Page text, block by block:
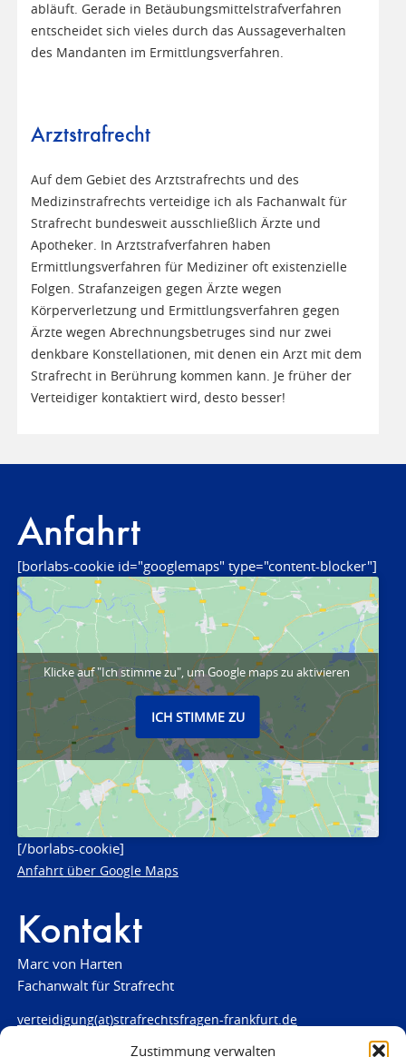
Zustimmung verwalten
abläuft. Gerade in Betäubungsmittelstrafverfahren
entscheidet sich vieles durch das Aussageverhalten
des Mandanten im Ermittlungsverfahren.
Arztstrafrecht
Auf dem Gebiet des Arztstrafrechts und des
Medizinstrafrechts verteidige ich als Fachanwalt für
Strafrecht bundesweit ausschließlich Ärzte und
Apotheker. In Arztstrafverfahren haben
Ermittlungsverfahren für Mediziner oft existenzielle
Folgen. Strafanzeigen gegen Ärzte wegen
Körperverletzung und Ermittlungsverfahren gegen
Ärzte wegen Abrechnungsbetruges sind nur zwei
denkbare Konstellationen, mit denen ein Arzt mit dem
Strafrecht in Berührung kommen kann. Je früher der
Verteidiger kontaktiert wird, desto besser!
Anfahrt
[borlabs-cookie id="googlemaps" type="content-blocker"]
Klicke auf "Ich stimme zu", um Google maps zu aktivieren
ICH STIMME ZU
[/borlabs-cookie]
Anfahrt über Google Maps
Kontakt
Marc von Harten
Fachanwalt für Strafrecht
verteidigung(at)strafrechtsfragen-frankfurt.de
www.strafrechtsfragen-frankfurt.de